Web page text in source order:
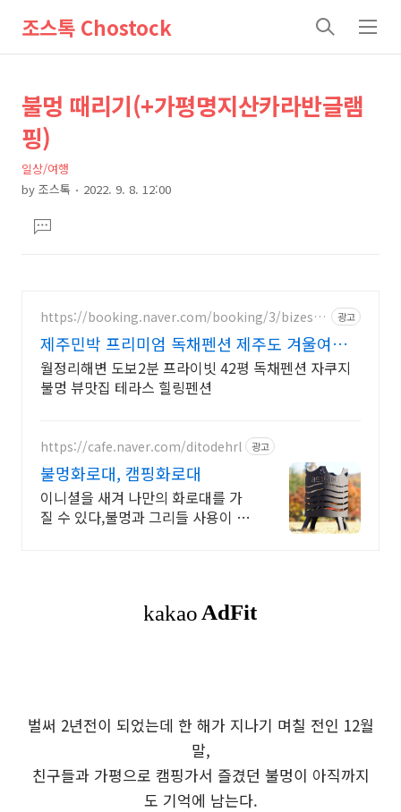
조스톡 Chostock
검
메
상
세
컨
텐
츠
본
문
제
목
불멍 때리기(+가평명지산카라반글램
핑)
일상/여행
by 조스톡 2022. 9. 8. 12:00
문댓
글
https://booking.naver.com/booking/3/bizes/1
광고
제주민박 프리미엄 독채펜션 제주도 겨울여행
프리미엄독채
월정리해변 도보2분 프라이빗 42평 독채펜션 자쿠지
불멍 뷰맛집 테라스 힐링펜션
https://cafe.naver.com/ditodehrl 광고
불멍화로대, 캠핑화로대
이니셜을 새겨 나만의 화로대를 가
질 수 있다,불멍과 그리들 사용이 가
벌써 2년전이 되었는데 한 해가 지나기 며칠 전인 12월
말,
친구들과 가평으로 캠핑가서 즐겼던 불멍이 아직까지
도 기억에 남는다.